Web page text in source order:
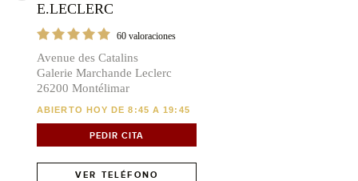
E.LECLERC
60 valoraciones
Avenue des Catalins
Galerie Marchande Leclerc
26200 Montélimar
ABIERTO HOY DE 8:45 A 19:45
PEDIR CITA
VER TELÉFONO